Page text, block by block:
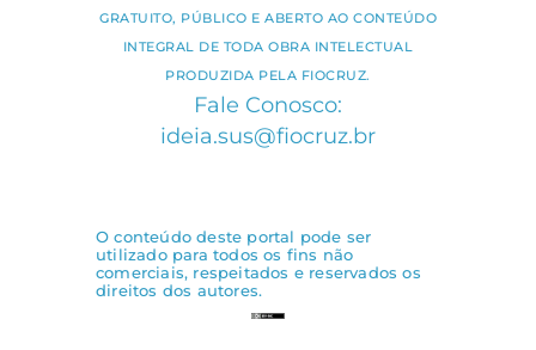
GRATUITO, PÚBLICO E ABERTO AO CONTEÚDO
INTEGRAL DE TODA OBRA INTELECTUAL
PRODUZIDA PELA FIOCRUZ.
Fale Conosco:
ideia.sus@fiocruz.br
O conteúdo deste portal pode ser
utilizado para todos os fins não
comerciais, respeitados e reservados os
direitos dos autores.